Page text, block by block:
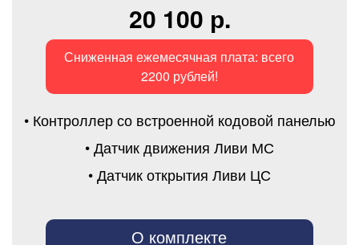
20 100 р.
Сниженная ежемесячная плата: всего
2200 рублей!
• Контроллер со встроенной кодовой панелью
• Датчик движения Ливи МС
• Датчик открытия Ливи ЦС
О комплекте